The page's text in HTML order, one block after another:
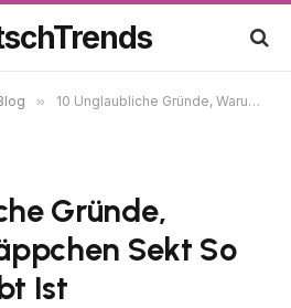
» 10 Unglaubliche Gründe, Warum Rotkäppchen Sekt So Extrem Beliebt Ist
Gründe,
Sekt So
Ist